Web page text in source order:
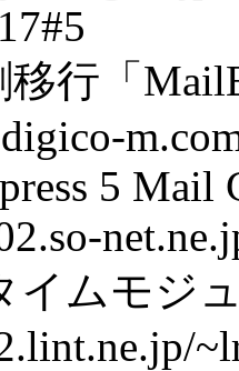
移行「
5 Mail
イムモジ